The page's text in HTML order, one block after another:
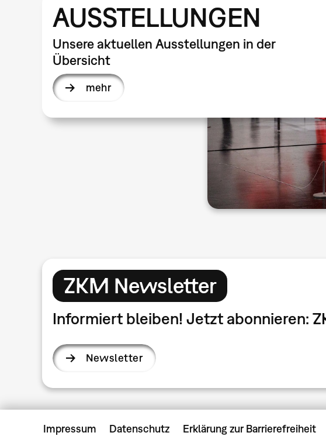
AUSSTELLUNGEN
Unsere aktuellen Ausstellungen in der
Übersicht
mehr
ZKM Newsletter
Informiert bleiben! Jetzt abonnieren:
Newsletter
Impressum Datenschutz Erklärung zur Barrierefreiheit